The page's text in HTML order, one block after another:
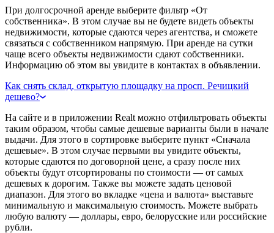
При долгосрочной аренде выберите фильтр «От
собственника». В этом случае вы не будете видеть объекты
недвижимости, которые сдаются через агентства, и сможете
связаться с собственником напрямую. При аренде на сутки
чаще всего объекты недвижимости сдают собственники.
Информацию об этом вы увидите в контактах в объявлении.
Как снять склад, открытую площадку на просп. Речицкий
дешево?
На сайте и в приложении Realt можно отфильтровать объекты
таким образом, чтобы самые дешевые варианты были в начале
выдачи. Для этого в сортировке выберите пункт «Сначала
дешевые». В этом случае первыми вы увидите объекты,
которые сдаются по договорной цене, а сразу после них
объекты будут отсортированы по стоимости — от самых
дешевых к дорогим. Также вы можете задать ценовой
диапазон. Для этого во вкладке «цена и валюта» выставьте
минимальную и максимальную стоимость. Можете выбрать
любую валюту — доллары, евро, белорусские или российские
рубли.